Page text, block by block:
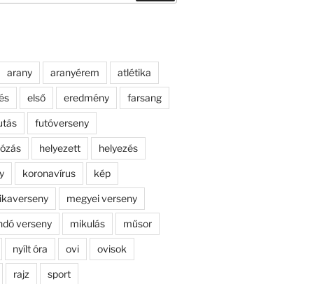
arany aranyérem atlétika
első eredmény farsang
futóverseny
helyezett helyezés
koronavírus kép
megyei verseny
verseny mikulás műsor
nyílt óra ovi ovisok
rajz sport